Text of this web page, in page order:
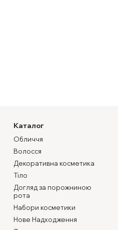
Каталог
Обличчя
Волосся
Декоративна косметика
Тіло
Догляд за порожниною
рота
Набори косметики
Нове Надходження